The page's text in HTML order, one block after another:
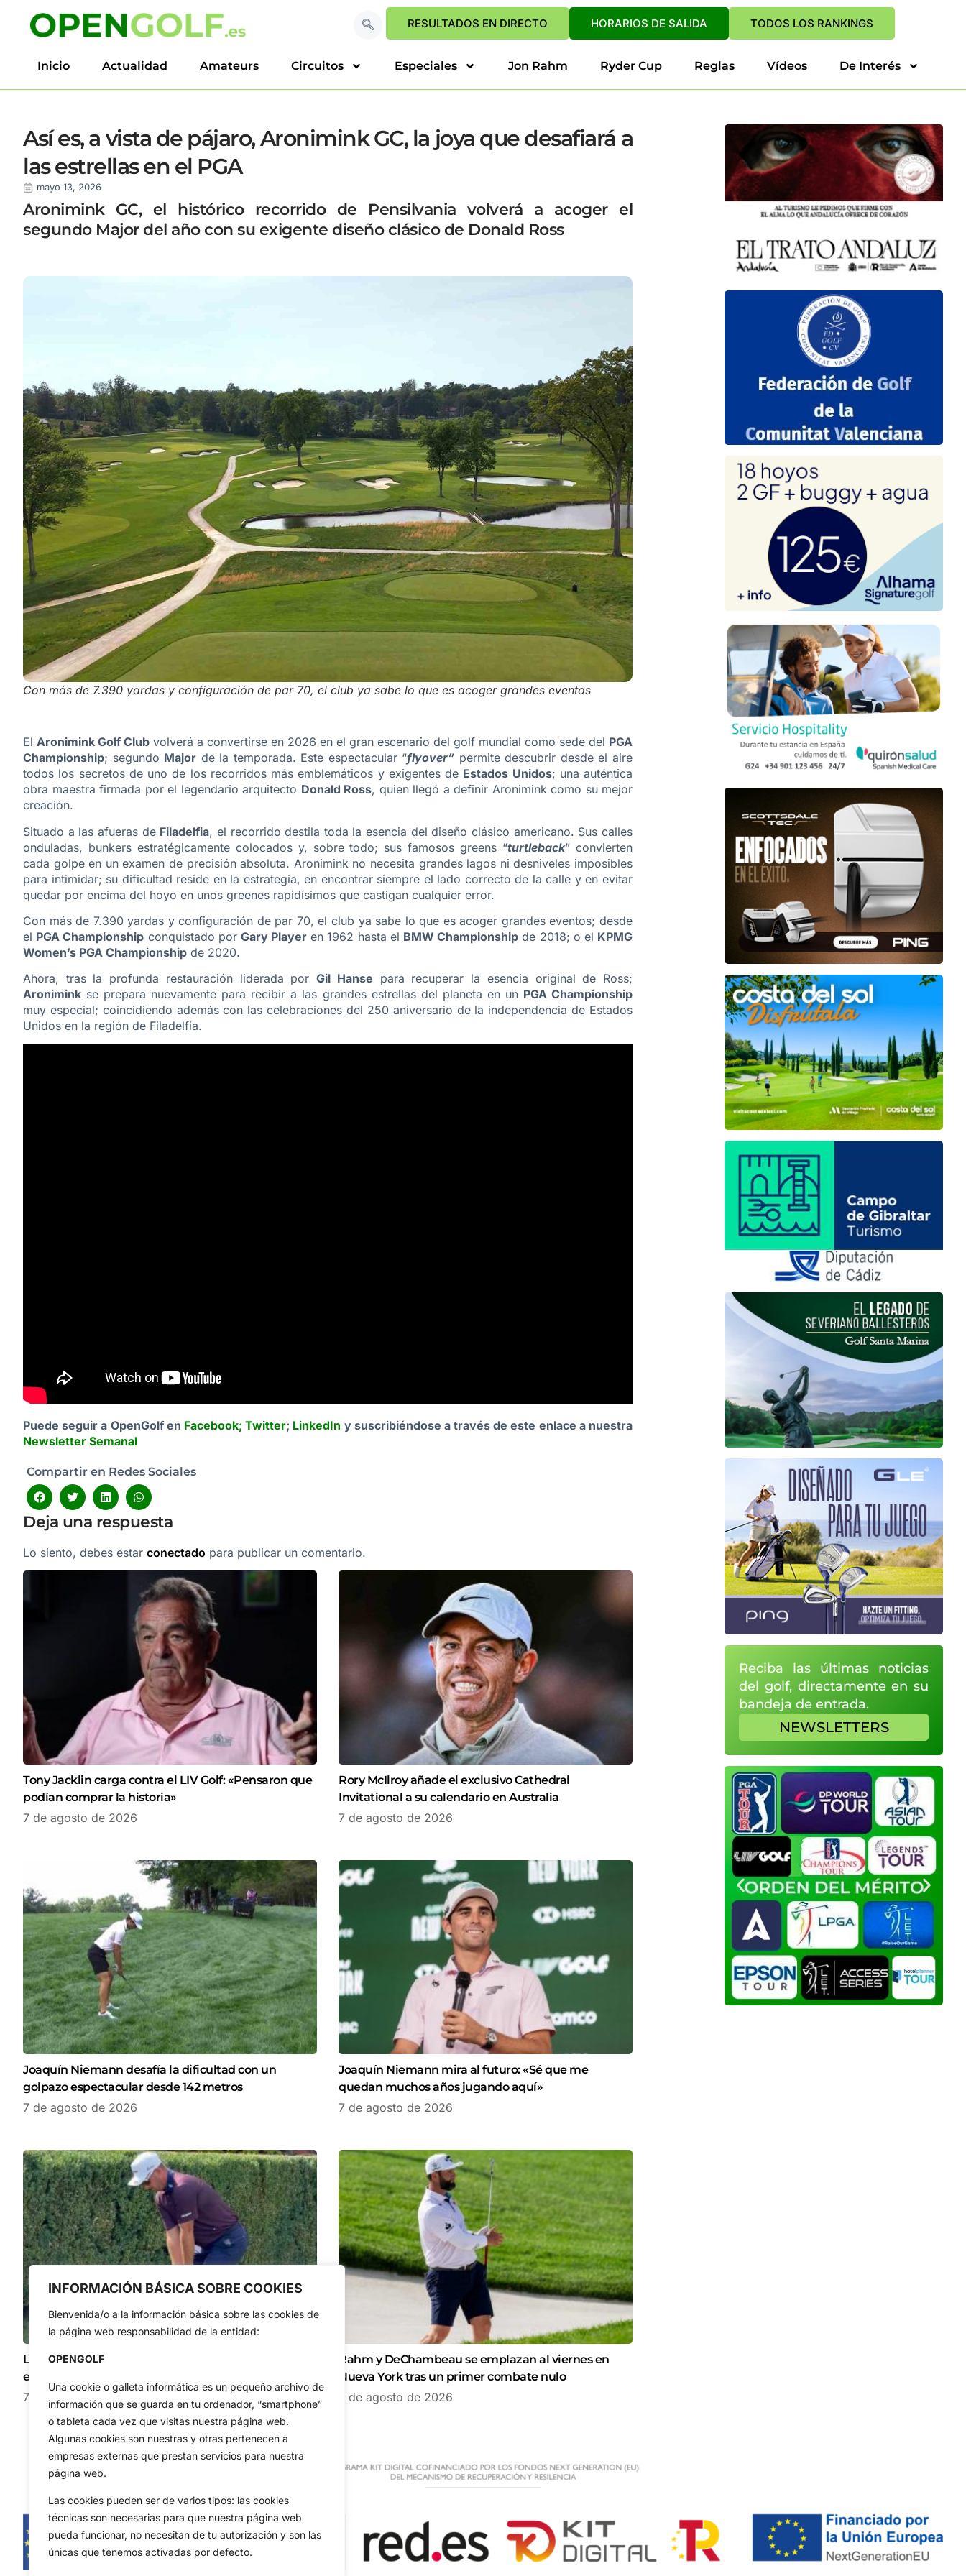
INFORMACIÓN BÁSICA SOBRE COOKIES
Bienvenida/o a la información básica sobre las cookies de
la página web responsabilidad de la entidad:
OPENGOLF
Una cookie o galleta informática es un pequeño archivo de
información que se guarda en tu ordenador, “smartphone”
o tableta cada vez que visitas nuestra página web.
Algunas cookies son nuestras y otras pertenecen a
empresas externas que prestan servicios para nuestra
página web.
Las cookies pueden ser de varios tipos: las cookies
técnicas son necesarias para que nuestra página web
pueda funcionar, no necesitan de tu autorización y son las
únicas que tenemos activadas por defecto.
RESULTADOS EN DIRECTO HORARIOS DE SALIDA TODOS LOS RANKINGS
Inicio Actualidad Amateurs Circuitos Especiales Jon Rahm Ryder Cup Reglas Vídeos De Interés
Así es, a vista de pájaro, Aronimink GC, la joya que desafiará a
las estrellas en el PGA
mayo 13, 2026
Aronimink GC, el histórico recorrido de Pensilvania volverá a acoger el
segundo Major del año con su exigente diseño clásico de Donald Ross
Con más de 7.390 yardas y configuración de par 70, el club ya sabe lo que es acoger grandes eventos
El Aronimink Golf Club volverá a convertirse en 2026 en el gran escenario del golf mundial como sede del PGA
Championship; segundo Major de la temporada. Este espectacular “flyover” permite descubrir desde el aire
todos los secretos de uno de los recorridos más emblemáticos y exigentes de Estados Unidos; una auténtica
obra maestra firmada por el legendario arquitecto Donald Ross, quien llegó a definir Aronimink como su mejor
creación.
Situado a las afueras de Filadelfia, el recorrido destila toda la esencia del diseño clásico americano. Sus calles
onduladas, bunkers estratégicamente colocados y, sobre todo; sus famosos greens “turtleback” convierten
cada golpe en un examen de precisión absoluta. Aronimink no necesita grandes lagos ni desniveles imposibles
para intimidar; su dificultad reside en la estrategia, en encontrar siempre el lado correcto de la calle y en evitar
quedar por encima del hoyo en unos greenes rapidísimos que castigan cualquier error.
Con más de 7.390 yardas y configuración de par 70, el club ya sabe lo que es acoger grandes eventos; desde
el PGA Championship conquistado por Gary Player en 1962 hasta el BMW Championship de 2018; o el KPMG
Women’s PGA Championship de 2020.
Ahora, tras la profunda restauración liderada porGil Hanse para recuperar la esencia original de Ross;
Aronimink se prepara nuevamente para recibir a las grandes estrellas del planeta en un PGA Championship
muy especial; coincidiendo además con las celebraciones del 250 aniversario de la independencia de Estados
Unidos en la región de Filadelfia.
Puede seguir a OpenGolf en Facebook; Twitter; LinkedIn y suscribiéndose a través de este enlace a nuestra
Newsletter Semanal
Compartir en Redes Sociales
Deja una respuesta
Lo siento, debes estar conectado para publicar un comentario.
Tony Jacklin carga contra el LIV Golf: «Pensaron que
podían comprar la historia»
7 de agosto de 2026
Rory McIlroy añade el exclusivo Cathedral
Invitational a su calendario en Australia
7 de agosto de 2026
Joaquín Niemann desafía la dificultad con un
golpazo espectacular desde 142 metros
7 de agosto de 2026
Joaquín Niemann mira al futuro: «Sé que me
quedan muchos años jugando aquí»
7 de agosto de 2026
Lucas Herbert volvió a demostrar que se encuentra
en un momento muy dulce de la temporada
7 de agosto de 2026
Rahm y DeChambeau se emplazan al viernes en
Nueva York tras un primer combate nulo
7 de agosto de 2026
Reciba las últimas noticias
del golf, directamente en su
bandeja de entrada.
NEWSLETTERS